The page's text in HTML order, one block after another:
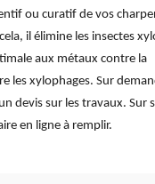
ou curatif de vos
il élimine les insectes
aux métaux contre la
les xylophages. Sur
devis sur les travaux. Sur
en ligne à remplir.